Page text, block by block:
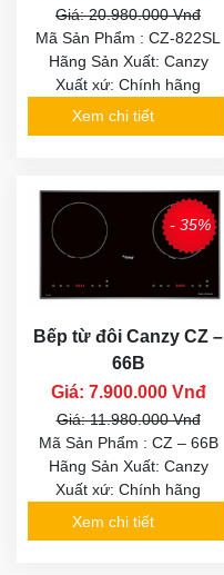
Giá: 20.980.000 Vnđ
Mã Sản Phẩm : CZ-822SL
Hãng Sản Xuất: Canzy
Xuất xứ: Chính hãng
Xem chi tiết
- 35%
Bếp từ đôi Canzy CZ –
66B
Giá: 7.900.000 Vnđ
Giá: 11.980.000 Vnđ
Mã Sản Phẩm : CZ – 66B
Hãng Sản Xuất: Canzy
Xuất xứ: Chính hãng
Xem chi tiết